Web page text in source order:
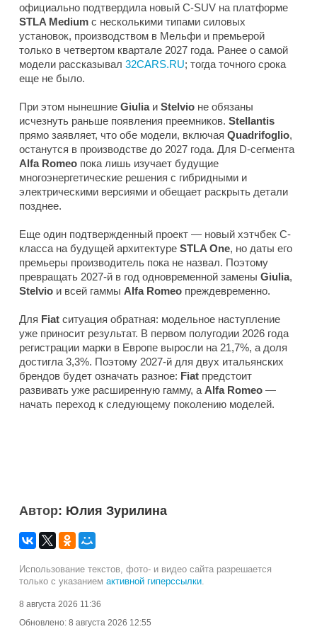
официально подтвердила новый C-SUV на платформе
STLA Medium с несколькими типами силовых
установок, производством в Мельфи и премьерой
только в четвертом квартале 2027 года. Ранее о самой
модели рассказывал 32CARS.RU; тогда точного срока
еще не было.
При этом нынешние Giuliaи Stelvio не обязаны
исчезнуть раньше появления преемников. Stellantis
прямо заявляет, что обе модели, включая Quadrifoglio,
останутся в производстве до 2027 года. Для D-сегмента
Alfa Romeo пока лишь изучает будущие
многоэнергетические решения с гибридными и
электрическими версиями и обещает раскрыть детали
позднее.
Еще один подтвержденный проект — новый хэтчбек C-
класса на будущей архитектуре STLA One, но даты его
премьеры производитель пока не назвал. Поэтому
превращать 2027-й в год одновременной замены Giulia,
Stelvio и всей гаммы Alfa Romeo преждевременно.
Для Fiat ситуация обратная: модельное наступление
уже приносит результат. В первом полугодии 2026 года
регистрации марки в Европе выросли на 21,7%, а доля
достигла 3,3%. Поэтому 2027-й для двух итальянских
брендов будет означать разное: Fiat предстоит
развивать уже расширенную гамму, а Alfa Romeo —
начать переход к следующему поколению моделей.
Автор: Юлия Зурилина
Использование текстов, фото- и видео сайта разрешается
только с указанием активной гиперссылки
8 августа 2026 11:36
Обновлено: 8 августа 2026 12:55